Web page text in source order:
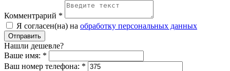
Комментрарий *
Я согласен(на) на обработку персональных данных
Нашли дешевле?
Ваше имя: *
Ваш номер телефона: *